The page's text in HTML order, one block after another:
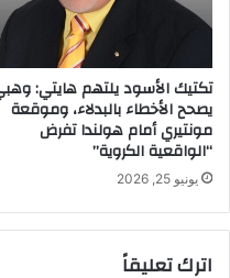
تكتيك الأسود يلتهم هايتي:
يصحح الأخطاء بالبدلاء، وموقعة
مونتيري أمام هولندا تفرض
“الواقعية الكروية”
يونيو 25, 2026
اترك تعليقاً